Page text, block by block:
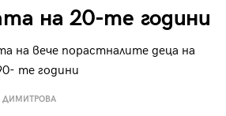
на 20-те години
на вече порастналите деца на
те години